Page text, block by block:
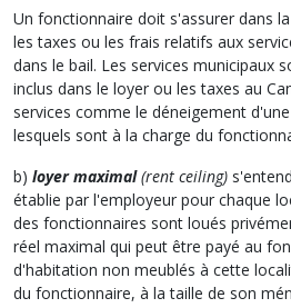
Un fonctionnaire doit s'assurer dans
les taxes ou les frais relatifs aux
dans le bail. Les services municipaux
inclus dans le loyer ou les taxes au
services comme le déneigement
lesquels sont à la charge du
b) loyer maximal (rent ceiling)
établie par l'employeur pour chaque
des fonctionnaires sont loués
réel maximal qui peut être payé au
d'habitation non meublés à cette
du fonctionnaire, à la taille de son